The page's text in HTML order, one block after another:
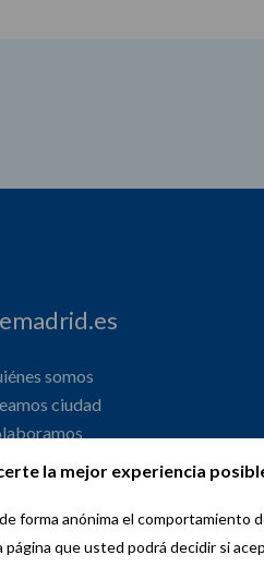
la mejor experiencia
forma anónima el
que usted podrá decidir si
somos
ciudad